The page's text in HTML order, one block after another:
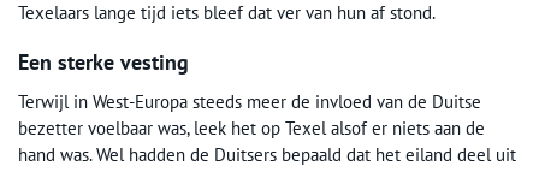
Texelaars lange tijd iets bleef dat ver van hun af stond.
Een sterke vesting
Terwijl in West-Europa steeds meer de invloed van de Duitse
bezetter voelbaar was, leek het op Texel alsof er niets aan de
hand was. Wel hadden de Duitsers bepaald dat het eiland deel uit